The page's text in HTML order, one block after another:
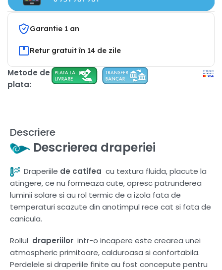
Garantie 1 an
Retur gratuit în 14 de zile
Metode de
plata:
Descriere
Descrierea draperiei
Draperiile de catifea cu textura fluida, placute la
atingere, ce nu formeaza cute, opresc patrunderea
luminii solare si au rol termic de a izola fata de
temperaturi scazute din anotimpul rece cat si fata de
canicula.
Rollul draperiilor intr-o incapere este crearea unei
atmospheric primitoare, calduroasa si confortabila.
Perdelele si draperiile finite au fost concepute pentru